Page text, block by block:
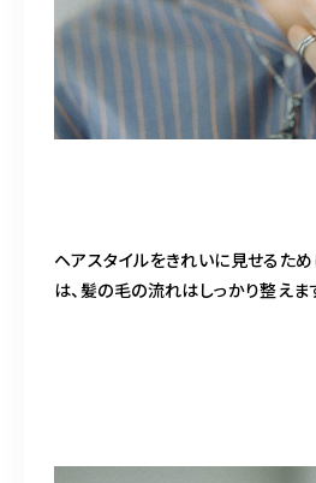
ヘアスタイルをきれいに見せるた
は、髪の毛の流れはしっかり整えま